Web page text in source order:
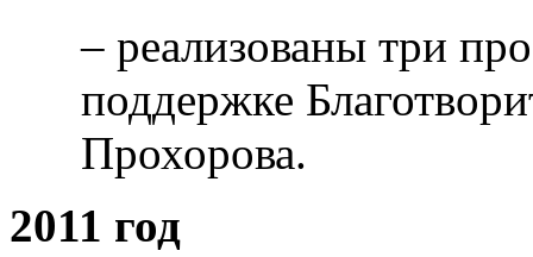
– реализованы три
поддержке
Прохорова.
2011 год